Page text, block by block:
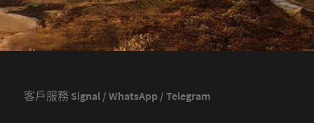
客戶服務 Signal / WhatsApp / Telegram